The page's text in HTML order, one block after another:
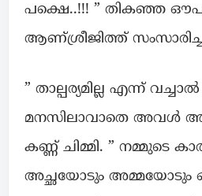
പക്ഷെ..!!! ” തികഞ്ഞ
ആണ്ശ്രീജിത്ത്‌
” താല്പര്യമില്ല എന്ന്
മനസിലാവാതെ അവൾ
കണ്ണ് ചിമ്മി. ” നമ്മുടെ
അച്ഛയോടും അമ്മയോടും